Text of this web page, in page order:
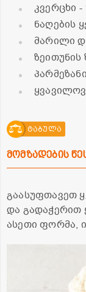
კვერცხი -
ნაღების
მარილი
ზეითუნის
პარმეზანი
ტაბულა
მომზადების
გაასუფთავეთ
და გადაჭერით
ასეთი ფორმა,